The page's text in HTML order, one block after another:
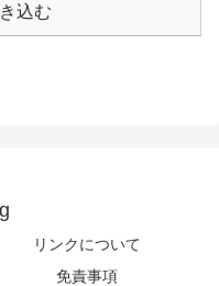
込む
リンクについて
免責事項